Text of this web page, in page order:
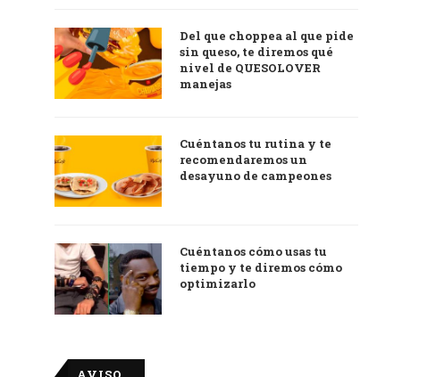
Del que choppea al que pide
sin queso, te diremos qué
nivel de QUESOLOVER
manejas
Cuéntanos tu rutina y te
recomendaremos un
desayuno de campeones
Cuéntanos cómo usas tu
tiempo y te diremos cómo
optimizarlo